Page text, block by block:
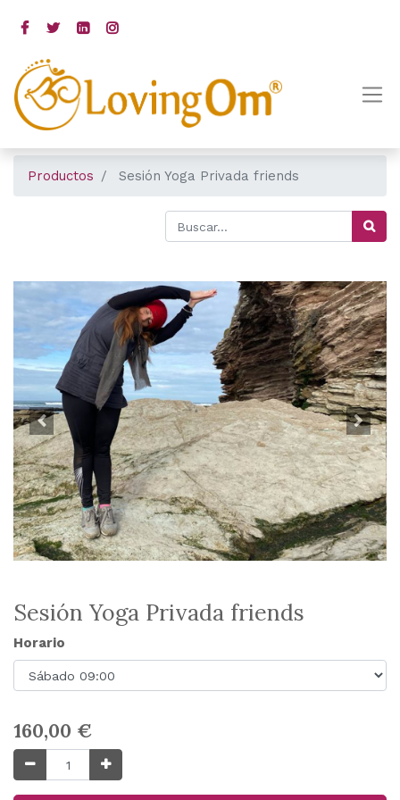
Productos Sesión Yoga Privada friends
Sesión Yoga Privada friends
Horario
160,00 €